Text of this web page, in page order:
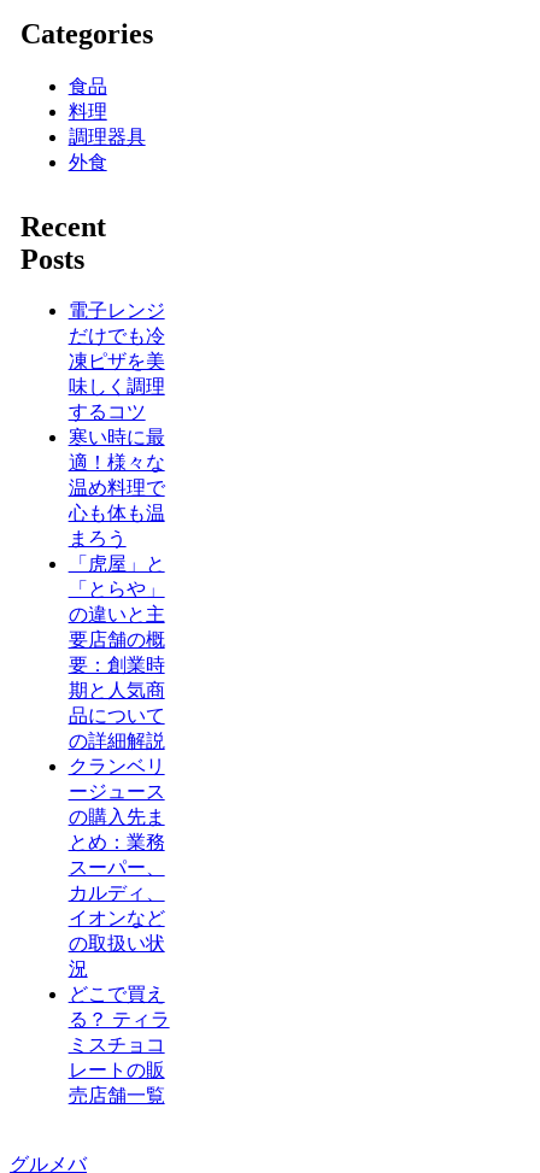
Categories
食品
料理
調理器具
外食
Recent
Posts
電子レンジ
だけでも冷
凍ピザを美
味しく調理
するコツ
寒い時に最
適！様々な
温め料理で
心も体も温
まろう
「虎屋」と
「とらや」
の違いと主
要店舗の概
要：創業時
期と人気商
品について
の詳細解説
クランベリ
ージュース
の購入先ま
とめ：業務
スーパー、
カルディ、
イオンなど
の取扱い状
況
どこで買え
る？ ティラ
ミスチョコ
レートの販
売店舗一覧
グルメバ